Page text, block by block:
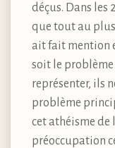
déçus. Dans les
que tout au
ait fait mention
soit le problème
représenter, ils
problème
cet athéisme de
préoccupation